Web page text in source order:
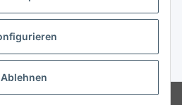
Ablehnen
widerrufen
zzgl.Versand
Herlitzius